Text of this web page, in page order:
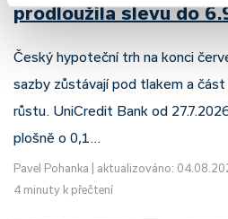
prodloužila slevu do
Český hypoteční trh na konci
sazby zůstávají pod tlakem a část
růstu. UniCredit Bank od
plošně o 0,1…
Pavel Pohanka
aktualizováno:
4 minuty k přečtení